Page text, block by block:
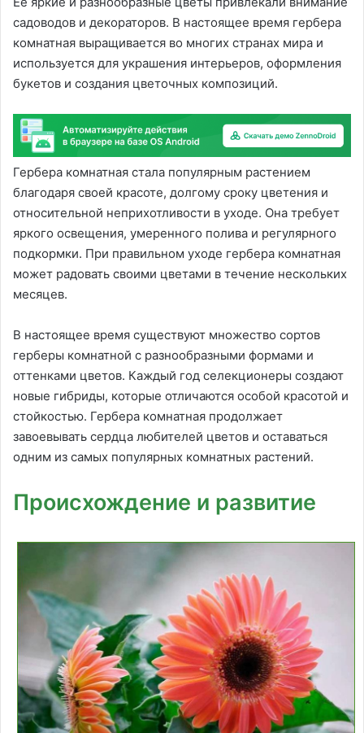
садоводов и декораторов. В настоящее время гербера
комнатная выращивается во многих странах мира и
используется для украшения интерьеров, оформления
букетов и создания цветочных композиций.
Гербера комнатная стала популярным растением
благодаря своей красоте, долгому сроку цветения и
относительной неприхотливости в уходе. Она требует
яркого освещения, умеренного полива и регулярного
подкормки. При правильном уходе гербера комнатная
может радовать своими цветами в течение нескольких
месяцев.
В настоящее время существуют множество сортов
герберы комнатной с разнообразными формами и
оттенками цветов. Каждый год селекционеры создают
новые гибриды, которые отличаются особой красотой и
стойкостью. Гербера комнатная продолжает
завоевывать сердца любителей цветов и оставаться
одним из самых популярных комнатных растений.
Происхождение и развитие